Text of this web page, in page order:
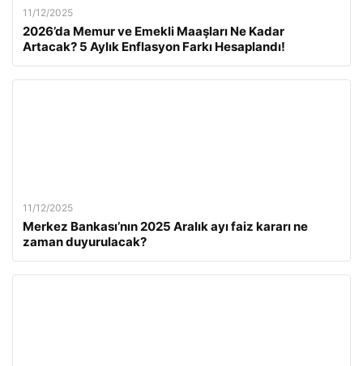
11/12/2025
2026’da Memur ve Emekli Maaşları Ne Kadar
Artacak? 5 Aylık Enflasyon Farkı Hesaplandı!
11/12/2025
Merkez Bankası’nın 2025 Aralık ayı faiz kararı ne
zaman duyurulacak?